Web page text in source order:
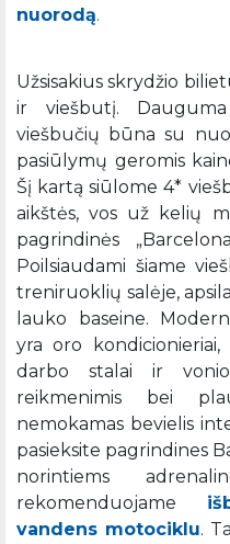
nuorodą.
Užsisakius skrydžio
ir viešbutį.
viešbučių būna su
pasiūlymų geromis
Šį kartą siūlome 4*
aikštės, vos už kelių
pagrindinės
Poilsiaudami šiame
treniruoklių salėje,
lauko baseine.
yra oro kondicionieriai,
darbo stalai ir
reikmenimis bei
nemokamas bevielis
pasieksite pagrindines
norintiems
rekomenduojame
vandens motociklu.